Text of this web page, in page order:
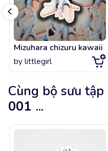
Mizuhara chizuru kawaii
by littlegirl
Cùng bộ sưu tập
001 ...